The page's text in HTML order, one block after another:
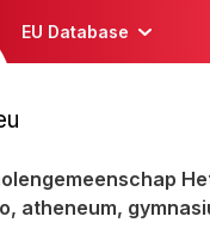
EU Database
atheneum,